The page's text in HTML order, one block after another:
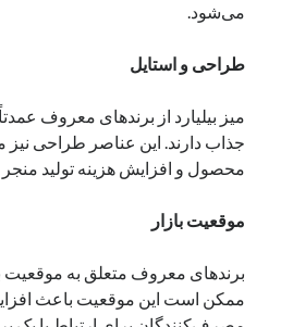
می‌شود.
طراحی و استایل
میز بیلیارد از برندهای معروف
جذاب دارند. این عناصر طراحی نیز
محصول و افزایش هزینه تولید
موقعیت بازار
برندهای معروف متعلق به موقعیت
ممکن است این موقعیت باعث